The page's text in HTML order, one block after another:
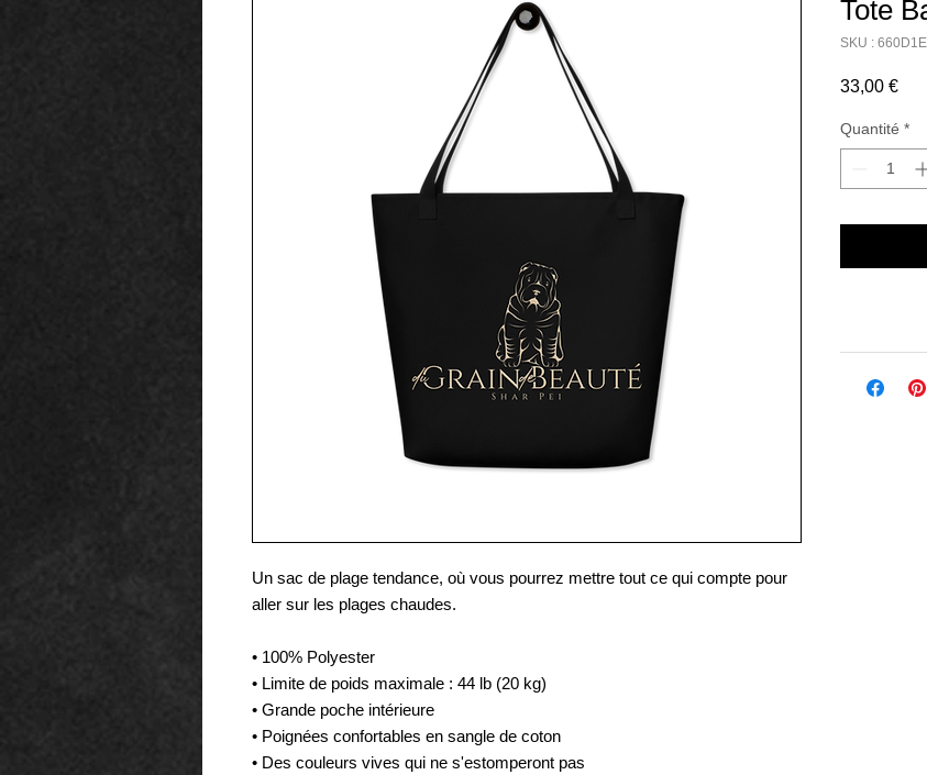
Un sac de plage tendance, où vous pourrez mettre tout ce qui compte pour
aller sur les plages chaudes.
• 100% Polyester
• Limite de poids maximale : 44 lb (20 kg)
• Grande poche intérieure
• Poignées confortables en sangle de coton
• Des couleurs vives qui ne s'estomperont pas
Tote
SKU :
33,00 €Prix
Quantité *